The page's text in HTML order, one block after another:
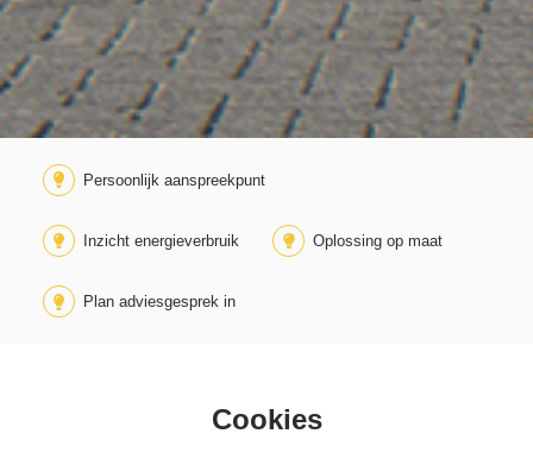
Persoonlijk aanspreekpunt
Inzicht energieverbruik Oplossing op maat
Plan adviesgesprek in
Cookies